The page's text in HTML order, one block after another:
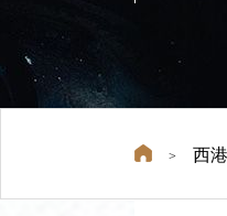
> 西